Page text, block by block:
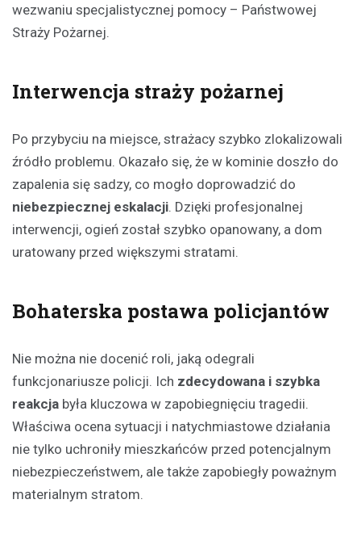
wezwaniu specjalistycznej pomocy – Państwowej
Straży Pożarnej.
Interwencja straży pożarnej
Po przybyciu na miejsce, strażacy szybko zlokalizowali
źródło problemu. Okazało się, że w kominie doszło do
zapalenia się sadzy, co mogło doprowadzić do
niebezpiecznej eskalacji. Dzięki profesjonalnej
interwencji, ogień został szybko opanowany, a dom
uratowany przed większymi stratami.
Bohaterska postawa policjantów
Nie można nie docenić roli, jaką odegrali
funkcjonariusze policji. Ich zdecydowana i szybka
reakcja była kluczowa w zapobiegnięciu tragedii.
Właściwa ocena sytuacji i natychmiastowe działania
nie tylko uchroniły mieszkańców przed potencjalnym
niebezpieczeństwem, ale także zapobiegły poważnym
materialnym stratom.